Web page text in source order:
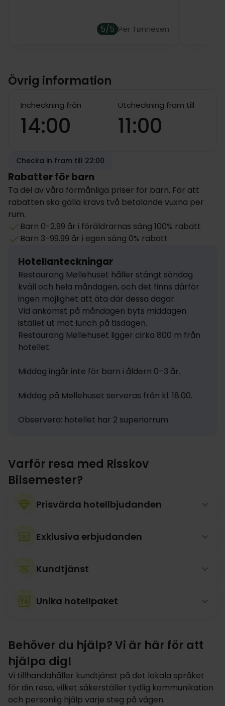
5/5 Per Tønnesen
Övrig information
Incheckning från
14:00
Utcheckning fram till
11:00
Checka in fram till 22:00
Rabatter för barn
Ta del av våra förmånliga priser för barn. För att
rabatten ska gälla krävs två betalande vuxna per
rum.
Barn 0-2.99 år i föräldrarnas säng 100% rabatt
Barn 3-99.99 år i egen säng 0% rabatt
Hotellanteckningar
Restaurang Møllehuset håller stängt söndag
kväll och hela måndagen, och det finns därför
ingen möjlighet att äta där dessa dagar.
Vid ankomst på måndagen byts middagen
istället ut mot lunch på tisdagen.
Restaurang Møllehuset ligger cirka 800 m från
hotellet.
Middag ingår inte för barn i åldern 0–3 år.
Middag på Møllehuset serveras från kl. 18.00.
Observera: hotellet har 2 superiorrum.
Varför resa med Risskov
Bilsemester?
Prisvärda hotellbjudanden
Exklusiva erbjudanden
Kundtjänst
Unika hotellpaket
Behöver du hjälp? Vi är här för att
hjälpa dig!
Vi tillhandahåller kundtjänst på det lokala språket
för din resa, vilket säkerställer tydlig kommunikation
och personlig hjälp varje steg på vägen.